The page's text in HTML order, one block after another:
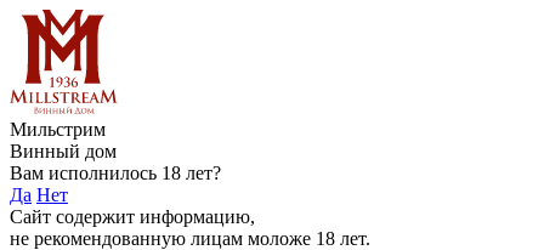
Мильстрим
Винный дом
Вам исполнилось 18 лет?
Да Нет
Сайт содержит информацию,
не рекомендованную лицам моложе 18 лет.